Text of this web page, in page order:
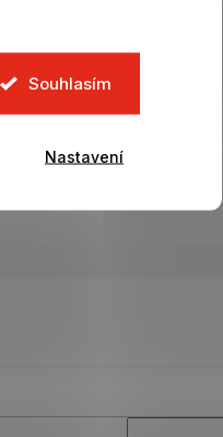
Souhlasím
Nastavení